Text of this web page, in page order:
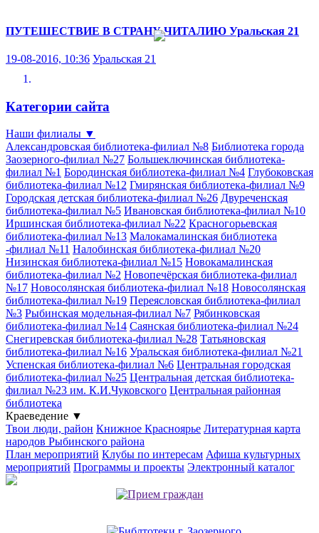
ПУТЕШЕСТВИЕ В СТРАНУ ЧИТАЛИЮ Уральская 21
19-08-2016, 10:36 Уральская 21
Категории сайта
Наши филиалы ▼
Александровская библиотека-филиал №8 Библиотека города
Заозерного-филиал №27 Большеключинская библиотека-
филиал №1 Бородинская библиотека-филиал №4 Глубоковская
библиотека-филиал №12 Гмирянская библиотека-филиал №9
Городская детская библиотека-филиал №26 Двуреченская
библиотека-филиал №5 Ивановская библиотека-филиал №10
Иршинская библиотека-филиал №22 Красногорьевская
библиотека-филиал №13 Малокамалинская библиотека
-филиал №11 Налобинская библиотека-филиал №20
Низинская библиотека-филиал №15 Новокамалинская
библиотека-филиал №2 Новопечёрская библиотека-филиал
№17 Новосолянская библиотека-филиал №18 Новосолянская
библиотека-филиал №19 Переясловская библиотека-филиал
№3 Рыбинская модельная-филиал №7 Рябинковская
библиотека-филиал №14 Саянская библиотека-филиал №24
Снегиревская библиотека-филиал №28 Татьяновская
библиотека-филиал №16 Уральская библиотека-филиал №21
Успенская библиотека-филиал №6 Центральная городская
библиотека-филиал №25 Центральная детская библиотека-
филиал №23 им. К.И.Чуковского Центральная районная
библиотека
Краеведение ▼
Твои люди, район Книжное Красноярье Литературная карта
народов Рыбинского района
План мероприятий Клубы по интересам Афиша культурных
мероприятий Программы и проекты Электронный каталог